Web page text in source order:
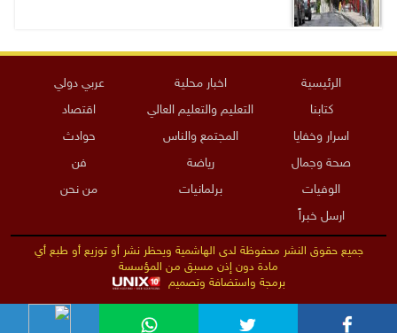
الرئيسية اخبار محلية
عربي دولي
كتابنا
التعليم والتعليم العالي
اقتصاد
اسرار وخفايا
المجتمع والناس
حوادث
صحة وجمال
رياضة
فن
الوفيات
برلمانيات
من نحن
ارسل خبراً
جميع حقوق النشر محفوظة لدى الهاشمية ويحظر نشر أو توزيع أو طبع أي
مادة دون إذن مسبق من المؤسسة
برمجة واستضافة وتصميم